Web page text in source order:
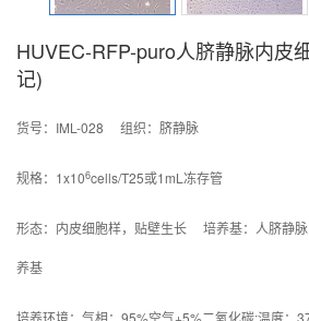
HUVEC-RFP-puro人脐静脉内皮
记)
货号：IML-028 组织：脐静脉
规格：1x106cells/T25或1mL冻存管
形态：内皮细胞样，贴壁生长 培养基：人脐静
养基
培养环境：气相：95%空气+5%二氧化碳;温度：